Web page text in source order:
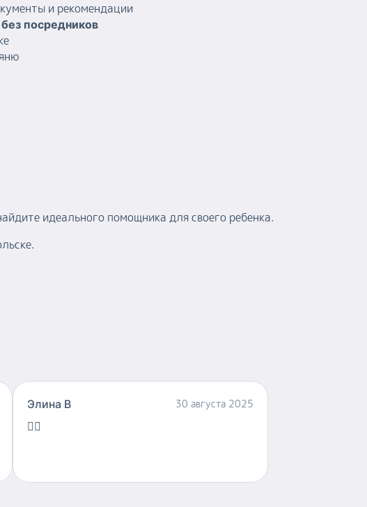
и рекомендации
без посредников
идеального помощника для своего ребенка.
Элина В 30 августа 2025
👍🏻